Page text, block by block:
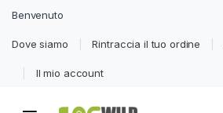
Benvenuto
Dove siamo Rintraccia il tuo ordine
Il mio account